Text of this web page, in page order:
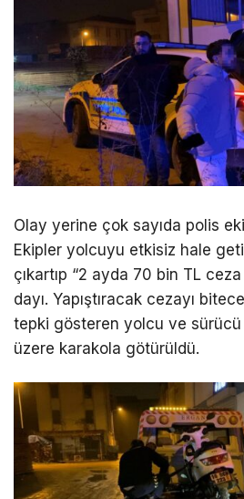
Olay yerine çok sayıda polis
Ekipler yolcuyu etkisiz hale
çıkartıp “2 ayda 70 bin TL
dayı. Yapıştıracak cezayı
tepki gösteren yolcu ve sürücü
üzere karakola götürüldü.